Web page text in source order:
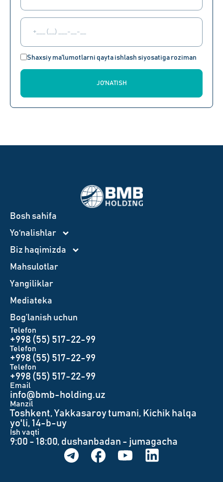
Shaxsiy ma'lumotlarni qayta ishlash siyosatiga roziman
JO'NATISH
Bosh sahifa
Yo‘nalishlar
Biz haqimizda
Mahsulotlar
Yangiliklar
Mediateka
Bog’lanish uchun
Telefon
+998 (55) 517-22-99
Telefon
+998 (55) 517-22-99
Telefon
+998 (55) 517-22-99
Email
info@bmb-holding.uz​
Manzil
Toshkent, Yakkasaroy tumani, Kichik halqa
yo'li, 14-b-uy
Ish vaqti
9:00 - 18:00, dushanbadan - jumagacha